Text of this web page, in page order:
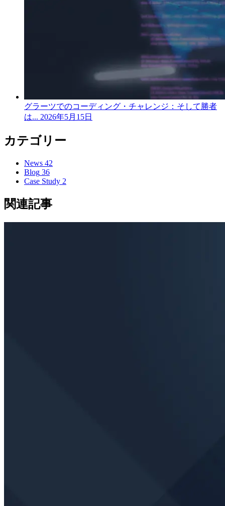
グラーツでのコーディング・チャレンジ：そして勝者
は... 2026年5月15日
カテゴリー
News 42
Blog 36
Case Study 2
関連記事